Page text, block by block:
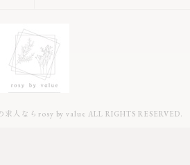
人ならrosy by value ALL RIGHTS RESERVED.